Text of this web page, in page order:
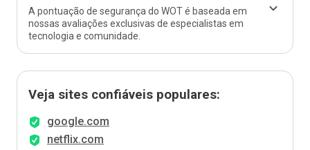
A pontuação de segurança do WOT é baseada em
nossas avaliações exclusivas de especialistas em
tecnologia e comunidade.
Veja sites confiáveis populares:
google.com
netflix.com